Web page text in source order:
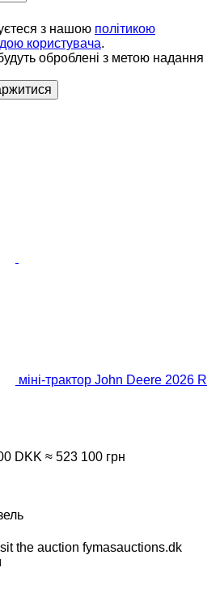
з нашою політикою
користувача.
оброблені з метою надання
міні-трактор John Deere 2026 R
DKK ≈ 523 100 грн
the auction fymasauctions.dk